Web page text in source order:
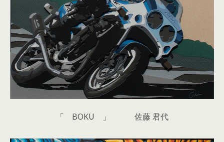
「 BOKU 」 佐藤 君代